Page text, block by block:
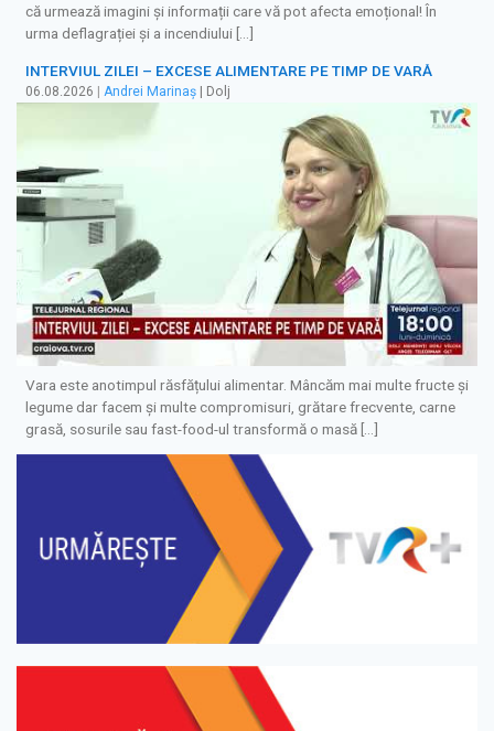
că urmează imagini și informații care vă pot afecta emoțional! În
urma deflagrației și a incendiului […]
INTERVIUL ZILEI – EXCESE ALIMENTARE PE TIMP DE VARĂ
06.08.2026 Andrei Marinaș | Dolj
Vara este anotimpul răsfățului alimentar. Mâncăm mai multe fructe și
legume dar facem și multe compromisuri, grătare frecvente, carne
grasă, sosurile sau fast-food-ul transformă o masă […]